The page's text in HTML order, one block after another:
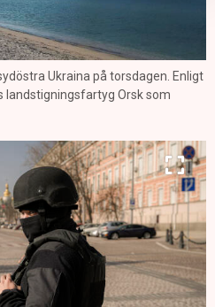
Ukraina på torsdagen. Enligt
landstigningsfartyg Orsk som